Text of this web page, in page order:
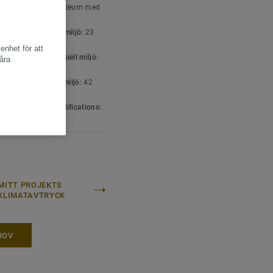
marmorerat mönster
Dekorativ linoleum med
för bostadsmiljö: 23
för kommersiell miljö:
för industrimiljö:42
& environment certifications:
PROJEKTS
för att